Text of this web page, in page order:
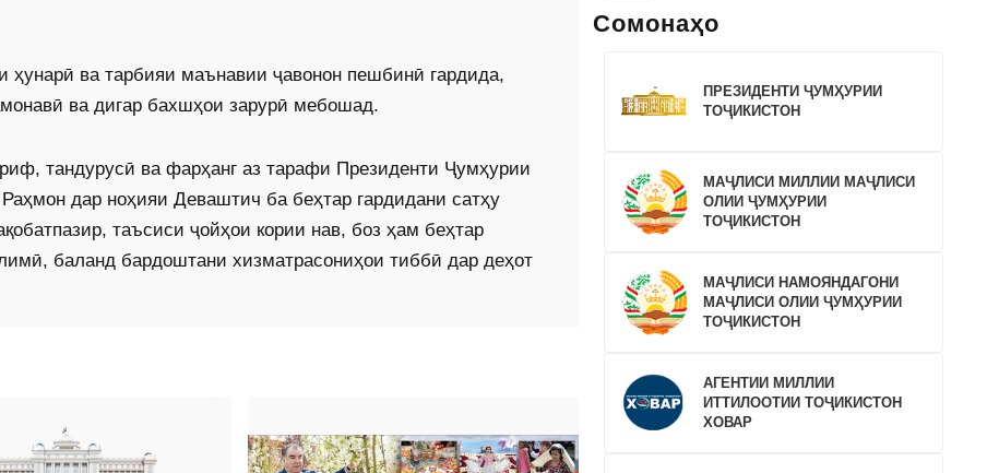
ва тарбияи маънавии ҷавонон пешбинӣ гардида,
ва дигар бахшҳои зарурӣ мебошад.
тандурусӣ ва фарҳанг аз тарафи Президенти Ҷумҳурии
дар ноҳияи Деваштич ба беҳтар гардидани сатҳу
таъсиси ҷойҳои кории нав, боз ҳам беҳтар
баланд бардоштани хизматрасониҳои тиббӣ дар деҳот
Сомонаҳо
ПРЕЗИДЕНТИ ҶУМҲУРИИ
ТОҶИКИСТОН
МАҶЛИСИ МИЛЛИИ МАҶЛИСИ
ОЛИИ ҶУМҲУРИИ
ТОҶИКИСТОН
МАҶЛИСИ НАМОЯНДАГОНИ
МАҶЛИСИ ОЛИИ ҶУМҲУРИИ
ТОҶИКИСТОН
АГЕНТИИ МИЛЛИИ
ИТТИЛООТИИ ТОҶИКИСТОН
ХОВАР